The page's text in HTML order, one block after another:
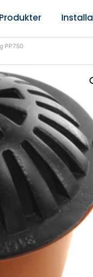
Produkter
PP750